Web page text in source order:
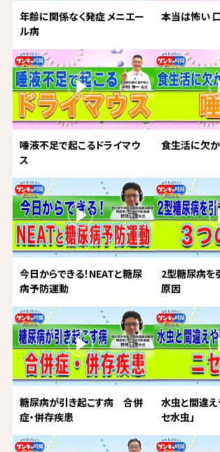
年齢に関係なく発症 メニエー
ル病
本当は怖い
唾液不足で起こるドライマウ
ス
食生活に欠か
今日からできる！NEATと糖尿
病予防運動
2型糖尿病を
原因
糖尿病が引き起こす病 合併
症・併存疾患
水虫と間違え
セ水虫」